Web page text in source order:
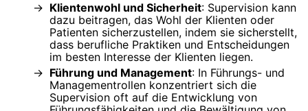
Klientenwohl und Sicherheit: Supervision kann
dazu beitragen, das Wohl der Klienten oder
Patienten sicherzustellen, indem sie sicherstellt,
dass berufliche Praktiken und Entscheidungen
im besten Interesse der Klienten liegen.
Führung und Management: In Führungs- und
Managementrollen konzentriert sich die
Supervision oft auf die Entwicklung von